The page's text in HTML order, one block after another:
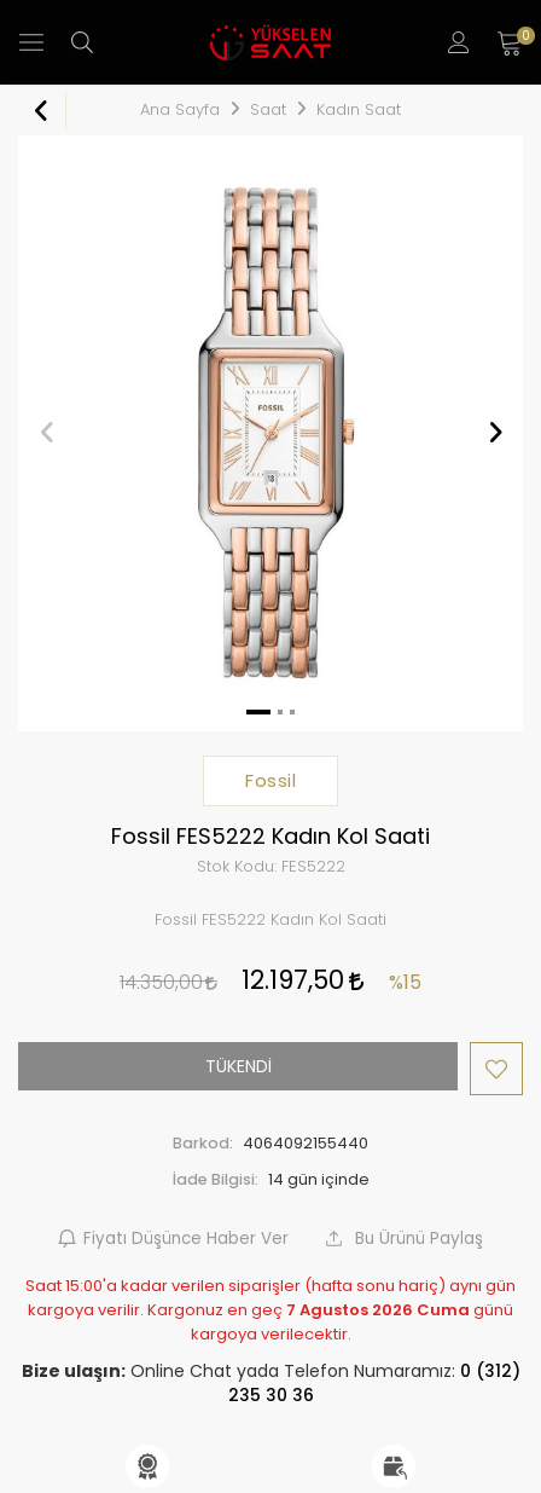
0
Ana Sayfa Saat Kadın Saat
Fossil
Fossil FES5222 Kadın Kol Saati
Stok Kodu:FES5222
Fossil FES5222 Kadın Kol Saati
14.350,00 12.197,50 %15
TÜKENDİ
Barkod: 4064092155440
İade Bilgisi:
Fiyatı Düşünce Haber Ver Bu Ürünü Paylaş
Saat 15:00'a kadar verilen siparişler (hafta sonu hariç) aynı gün
kargoya verilir. Kargonuz en geç 7 Agustos 2026 Cuma günü
kargoya verilecektir.
Bize ulaşın:Online Chat yada Telefon Numaramız: 0 (312)
235 30 36